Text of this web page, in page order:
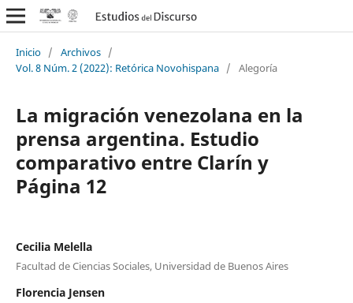
Inicio / Archivos /
Vol. 8 Núm. 2 (2022): Retórica Novohispana / Alegoría
La migración venezolana en la
prensa argentina. Estudio
comparativo entre Clarín y
Página 12
Cecilia Melella
Facultad de Ciencias Sociales, Universidad de Buenos Aires
Florencia Jensen